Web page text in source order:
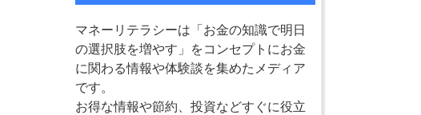
マネーリテラシーは「お金の知識で明日
の選択肢を増やす」をコンセプトにお金
に関わる情報や体験談を集めたメディア
です。
お得な情報や節約、投資などすぐに役立